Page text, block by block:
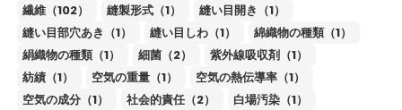
繊維（102）
縫製形式（1）
縫い目開き（1）
縫い目部穴あき（1）
縫い目しわ（1）
綿織物の種類（1）
絹織物の種類（1）
細菌（2）
紫外線吸収剤（1）
紡績（1）
空気の重量（1）
空気の熱伝導率（1）
空気の成分（1）
社会的責任（2）
白場汚染（1）